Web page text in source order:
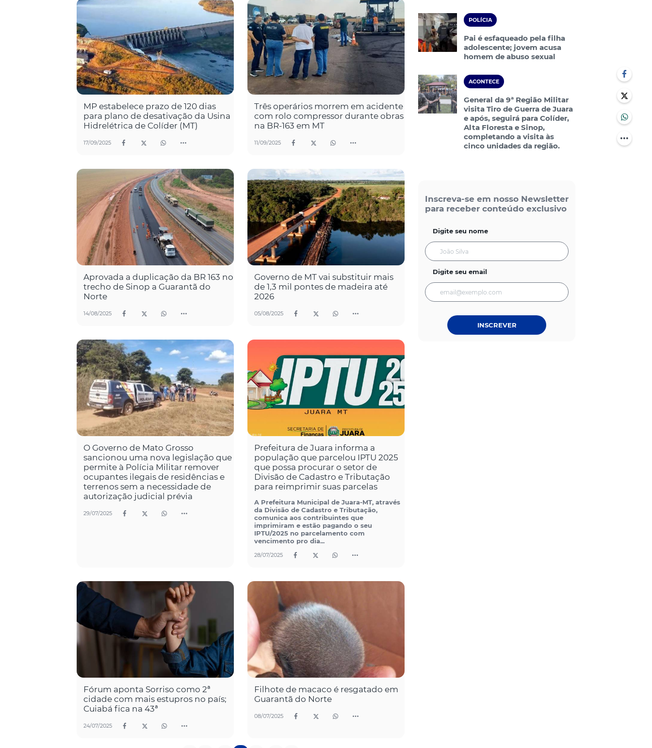
MP estabelece prazo de 120 dias
para plano de desativação da Usina
Hidrelétrica de Colíder (MT)
17/09/2025
Três operários morrem em acidente
com rolo compressor durante obras
na BR-163 em MT
11/09/2025
Aprovada a duplicação da BR 163 no
trecho de Sinop a Guarantã do
Norte
14/08/2025
Governo de MT vai substituir mais
de 1,3 mil pontes de madeira até
2026
05/08/2025
O Governo de Mato Grosso
sancionou uma nova legislação que
permite à Polícia Militar remover
ocupantes ilegais de residências e
terrenos sem a necessidade de
autorização judicial prévia
29/07/2025
Prefeitura de Juara informa a
população que parcelou IPTU 2025
que possa procurar o setor de
Divisão de Cadastro e Tributação
para reimprimir suas parcelas
A Prefeitura Municipal de Juara-MT, através
da Divisão de Cadastro e Tributação,
comunica aos contribuintes que
imprimiram e estão pagando o seu
IPTU/2025 no parcelamento com
vencimento pro dia...
28/07/2025
Fórum aponta Sorriso como 2ª
cidade com mais estupros no país;
Cuiabá fica na 43ª
24/07/2025
Filhote de macaco é resgatado em
Guarantã do Norte
08/07/2025
POLÍCIA
Pai é esfaqueado pela filha
adolescente; jovem acusa
homem de abuso sexual
ACONTECE
General da 9ª Região Militar
visita Tiro de Guerra de Juara
e após, seguirá para Colíder,
Alta Floresta e Sinop,
completando a visita às
cinco unidades da região.
Inscreva-se em nosso Newsletter
para receber conteúdo exclusivo
Digite seu nome
Digite seu email
INSCREVER